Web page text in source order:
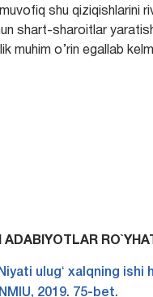
shu qiziqishlarini
shart-sharoitlar
muhim o’rin egallab
ADABIYOTLAR
ulugʻ xalqning ishi
2019. 75-bet.